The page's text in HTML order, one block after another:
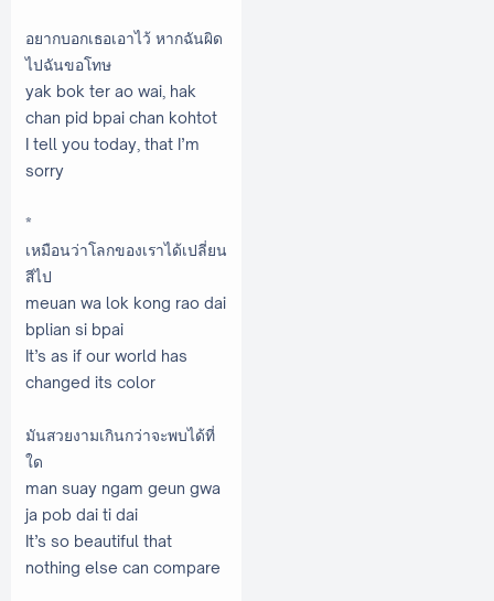
อยากบอกเธอเอาไว้ หากฉันผิด
ไปฉันขอโทษ
yak bok ter ao wai, hak
chan pid bpai chan kohtot
I tell you today, that I’m
sorry
*
เหมือนว่าโลกของเราได้เปลี่ยน
สีไป
meuan wa lok kong rao dai
bplian si bpai
It’s as if our world has
changed its color
มันสวยงามเกินกว่าจะพบได้ที่
ใด
man suay ngam geun gwa
ja pob dai ti dai
It’s so beautiful that
nothing else can compare